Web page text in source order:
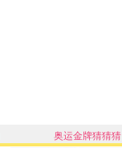
奥运金牌猜猜猜